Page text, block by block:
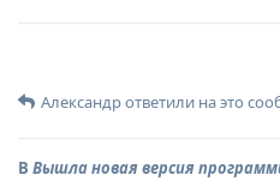
Александрответили на это
В Вышла новая версия